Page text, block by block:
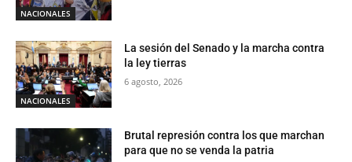
NACIONALES
NACIONALES
La sesión del Senado y la marcha contra
la ley tierras
6 agosto, 2026
Brutal represión contra los que marchan
para que no se venda la patria